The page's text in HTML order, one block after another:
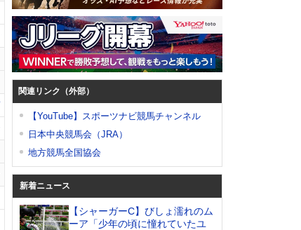
関連リンク（外部）
【YouTube】スポーツナビ競馬チャンネル
日本中央競馬会（JRA）
地方競馬全国協会
新着ニュース
【シャーガーC】びしょ濡れのム
ーア「少年の頃に憧れていたユ